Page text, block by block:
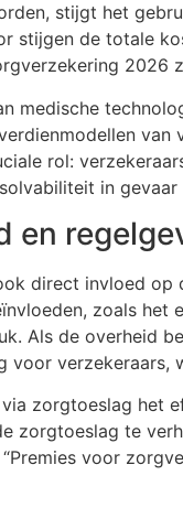
stijgt het
stijgen de totale
2026
medische
van
rol:
in gevaar
en
direct invloed op
zoals het
Als de overheid
voor
zorgtoeslag het
zorgtoeslag te
voor